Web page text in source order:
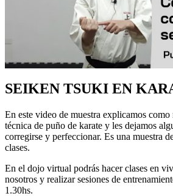
SEIKEN TSUKI EN
En este video de muestra explicamos
técnica de puño de karate y les dejamos
corregirse y perfeccionar. Es una muestra
clases.
En el dojo virtual podrás hacer clases en
nosotros y realizar sesiones de
1.30hs.